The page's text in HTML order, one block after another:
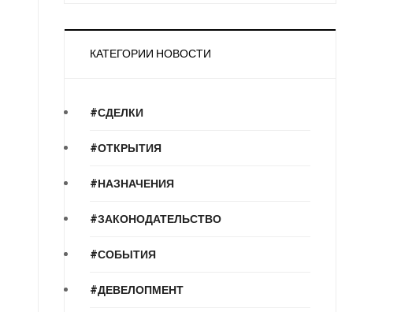
КАТЕГОРИИ НОВОСТИ
#СДЕЛКИ
#ОТКРЫТИЯ
#НАЗНАЧЕНИЯ
#ЗАКОНОДАТЕЛЬСТВО
#СОБЫТИЯ
#ДЕВЕЛОПМЕНТ